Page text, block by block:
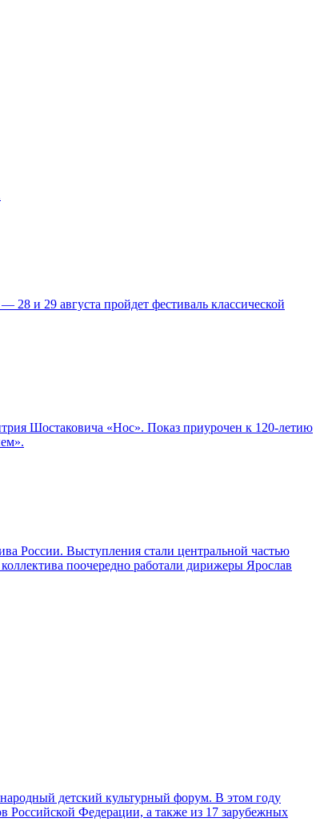
и 29 августа пройдет фестиваль классической
Шостаковича «Нос». Показ приурочен к 120-летию
России. Выступления стали центральной частью
поочередно работали дирижеры Ярослав
детский культурный форум. В этом году
Российской Федерации, а также из 17 зарубежных